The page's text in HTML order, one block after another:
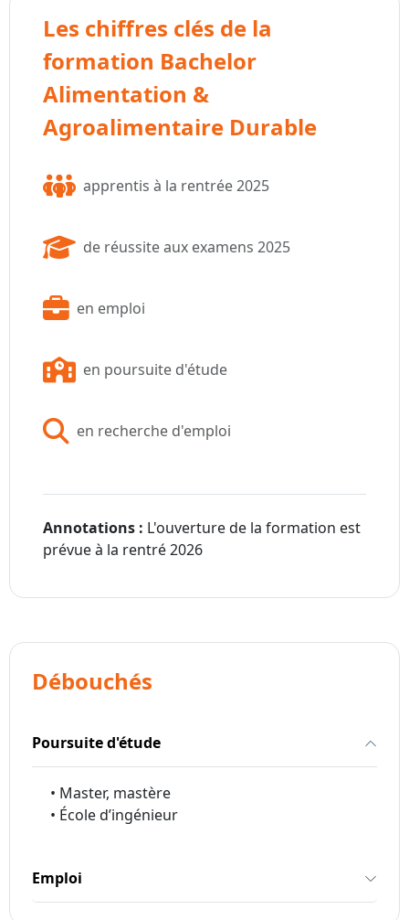
Les chiffres clés de la
formation Bachelor
Alimentation &
Agroalimentaire Durable
apprentis à la rentrée 2025
de réussite aux examens 2025
en emploi
en poursuite d'étude
en recherche d'emploi
Annotations : L'ouverture de la formation est
prévue à la rentré 2026
Débouchés
Poursuite d'étude
• Master, mastère
• École d’ingénieur
Emploi